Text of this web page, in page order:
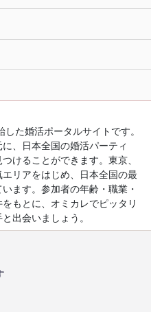
た婚活ポータルサイトです。
、日本全国の婚活パーティ
けることができます。東京、
リアをはじめ、日本全国の最
ます。参加者の年齢・職業・
もとに、オミカレでピッタリ
出会いましょう。